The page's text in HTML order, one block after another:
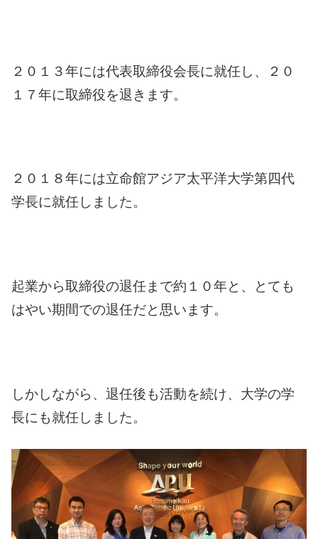
２０１３年には代表取締役会長に就任し、２０
１７年に取締役を退きます。
２０１８年には立命館アジア太平洋大学第四代
学長に就任しました。
起業から取締役の退任まで約１０年と、とても
はやい期間での退任だと思います。
しかしながら、退任後も活動を続け、大学の学
長にも就任しました。